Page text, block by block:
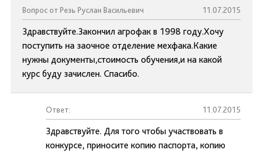
Вопрос от Резь Руслан Васильевич 11.07.2015
Здравствуйте.Закончил агрофак в 1998 году.Хочу
поступить на заочное отделение мехфака.Какие
нужны документы,стоимость обучения,и на какой
курс буду зачислен. Спасибо.
Ответ: 11.07.2015
Здравствуйте. Для того чтобы участвовать в
конкурсе, приносите копию паспорта, копию